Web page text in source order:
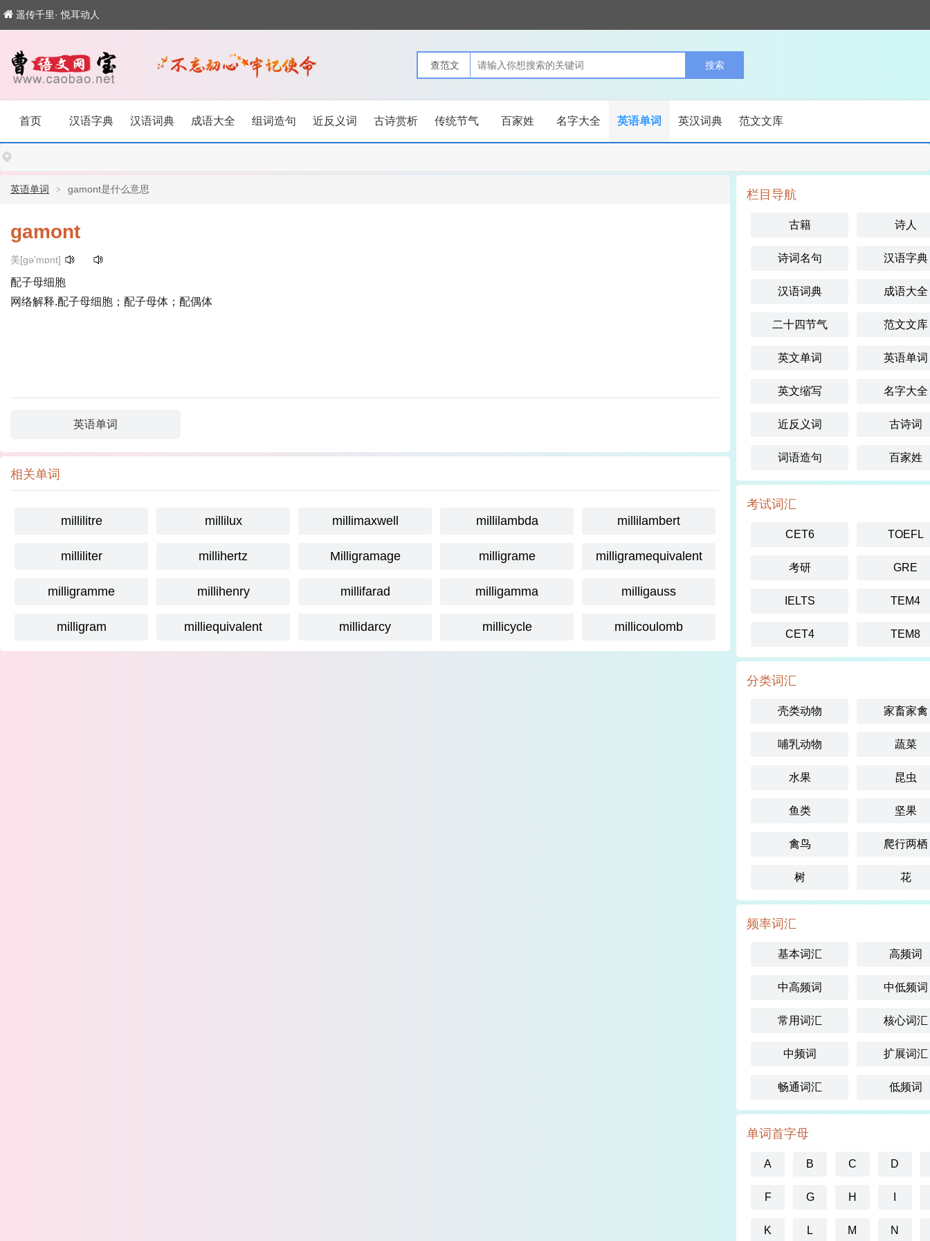
遥传千里· 悦耳动人
首页 汉语字典 汉语词典 成语大全 组词造句 近反义词 古诗赏析 传统节气 百家姓 名字大全 英语单词 英汉词典 范文文库
英语单词 gamont是什么意思
gamont
美[ɡə'mɒnt]
配子母细胞
网络解释.配子母细胞；配子母体；配偶体
英语单词
相关单词
millilitre millilux millimaxwell millilambda millilambert
milliliter millihertz Milligramage milligrame milligramequivalent
milligramme millihenry millifarad milligamma milligauss
milligram milliequivalent millidarcy millicycle millicoulomb
栏目导航
古籍 诗人
诗词名句 汉语字典
汉语词典 成语大全
二十四节气 范文文库
英文单词 英语单词
英文缩写 名字大全
近反义词 古诗词
词语造句 百家姓
考试词汇
CET6 TOEFL
考研 GRE
IELTS TEM4
CET4 TEM8
分类词汇
壳类动物 家畜家禽
哺乳动物 蔬菜
水果 昆虫
鱼类 坚果
禽鸟 爬行两栖
树 花
频率词汇
基本词汇 高频词
中高频词 中低频词
常用词汇 核心词汇
中频词 扩展词汇
畅通词汇 低频词
单词首字母
A B C D
F G H
K L M N